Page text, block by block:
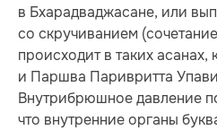
в Бхарадваджасане, или
со скручиванием
происходит в таких
и Паршва Паривритта
Внутрибрюшное давление
что внутренние органы